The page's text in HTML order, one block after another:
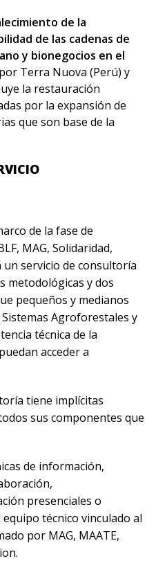
de la
de las cadenas de
y bionegocios en el
Terra Nuova (Perú) y
la restauración
por la expansión de
que son base de la
de la fase de
MAG, Solidaridad,
servicio de consultoría
metodológicas y dos
pequeños y medianos
Agroforestales y
técnica de la
acceder a
tiene implícitas
sus componentes que
de información,
presenciales o
técnico vinculado al
por MAG, MAATE,